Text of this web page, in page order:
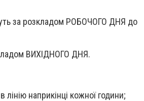
за розкладом РОБОЧОГО ДНЯ до
ВИХІДНОГО ДНЯ.
наприкінці кожної години;